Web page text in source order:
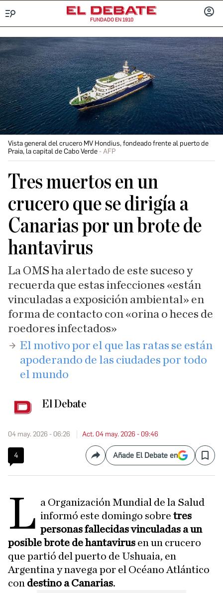
FUNDADO EN 1910
Vista general del crucero MV Hondius, fondeado frente al puerto de
Praia, la capital de Cabo Verde
AFP
Tres muertos en un
crucero que se dirigía a
Canarias por un brote de
hantavirus
La OMS ha alertado de este suceso y
recuerda que estas infecciones «están
vinculadas a exposición ambiental» en
forma de contacto con «orina o heces de
roedores infectados»
El motivo por el que las ratas se están
apoderando de las ciudades por todo
el mundo
El Debate
04 may. 2026 - 06:26 Act. 04 may. 2026 - 09:46
4 CompartirAñade El Debate en Save
L a Organización Mundial de la Salud
informó este domingo sobretres
personas fallecidas vinculadas a un
posible brote de hantavirus en un crucero
que partió del puerto de Ushuaia, en
Argentina y navega por el Océano Atlántico
con destino a Canarias.